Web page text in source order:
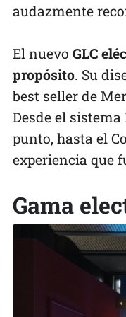
audazmente
El nuevo GLC
propósito. Su
best seller de
Desde el
punto, hasta el
experiencia que
Gama